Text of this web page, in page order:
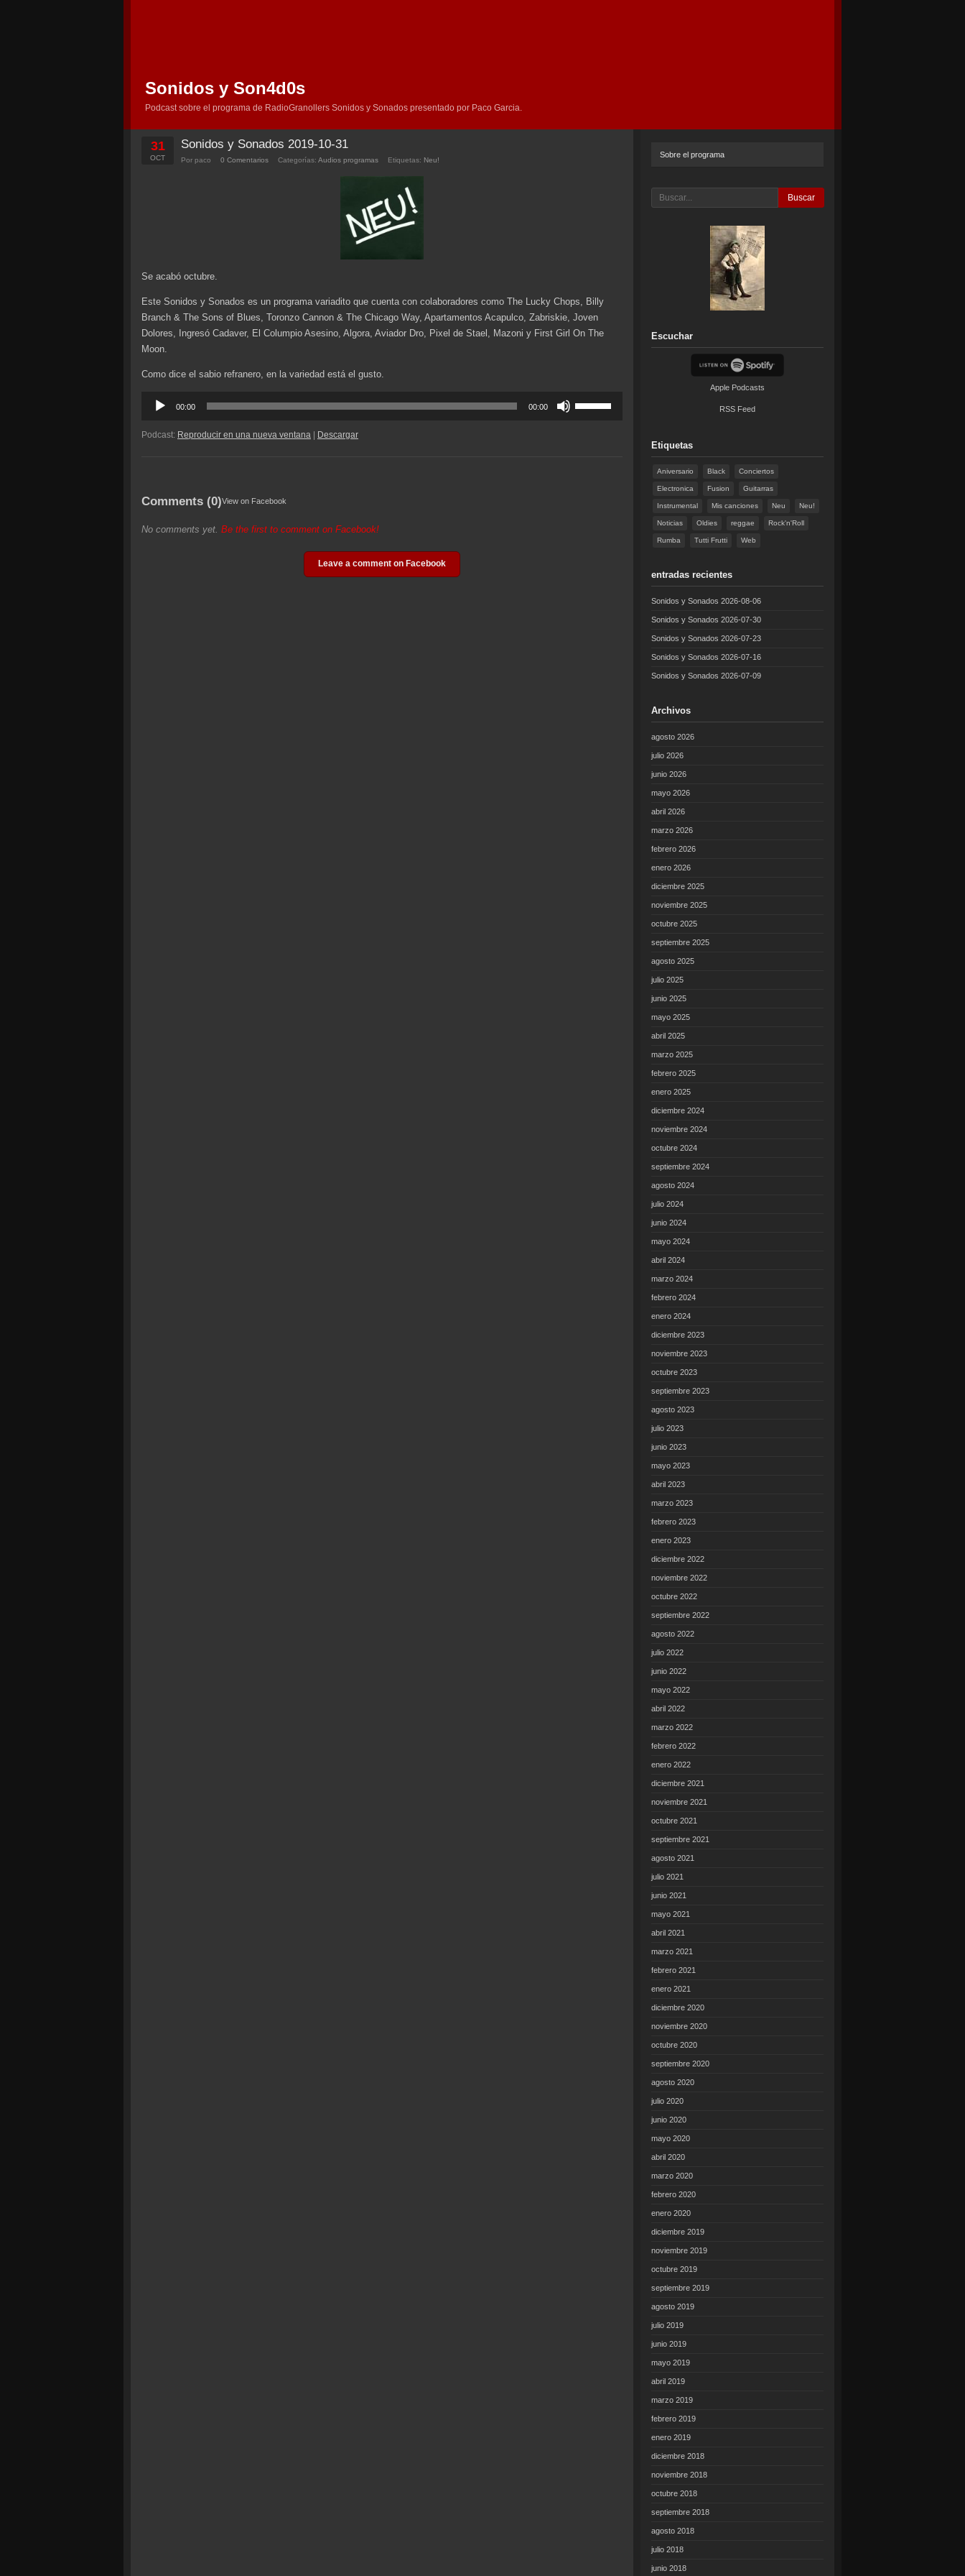
Sonidos y Son4d0s
Podcast sobre el programa de RadioGranollers Sonidos y Sonados presentado por Paco Garcia.
31
OCT
Sonidos y Sonados 2019-10-31
Por paco 0 Comentarios Categorías: Audios programas Etiquetas: Neu!
Se acabó octubre.
Este Sonidos y Sonados es un programa variadito que cuenta con colaboradores como The Lucky Chops, Billy
Branch & The Sons of Blues, Toronzo Cannon & The Chicago Way, Apartamentos Acapulco, Zabriskie, Joven
Dolores, Ingresó Cadaver, El Columpio Asesino, Algora, Aviador Dro, Pixel de Stael, Mazoni y First Girl On The
Moon.
Como dice el sabio refranero, en la variedad está el gusto.
Reproductor
audio
00:00 00:00
Podcast: Reproducir en una nueva ventana | Descargar
Comments (0)View on Facebook
No comments yet. Be the first to comment on Facebook!
Leave a comment on Facebook
Sobre el programa
Buscar
Escuchar
Apple Podcasts
RSS Feed
Etiquetas
Aniversario Black Conciertos
Electronica Fusion Guitarras
Instrumental Mis canciones Neu Neu!
Noticias Oldies reggae Rock'n'Roll
Rumba Tutti Frutti Web
entradas recientes
Sonidos y Sonados 2026-08-06
Sonidos y Sonados 2026-07-30
Sonidos y Sonados 2026-07-23
Sonidos y Sonados 2026-07-16
Sonidos y Sonados 2026-07-09
Archivos
agosto 2026
julio 2026
junio 2026
mayo 2026
abril 2026
marzo 2026
febrero 2026
enero 2026
diciembre 2025
noviembre 2025
octubre 2025
septiembre 2025
agosto 2025
julio 2025
junio 2025
mayo 2025
abril 2025
marzo 2025
febrero 2025
enero 2025
diciembre 2024
noviembre 2024
octubre 2024
septiembre 2024
agosto 2024
julio 2024
junio 2024
mayo 2024
abril 2024
marzo 2024
febrero 2024
enero 2024
diciembre 2023
noviembre 2023
octubre 2023
septiembre 2023
agosto 2023
julio 2023
junio 2023
mayo 2023
abril 2023
marzo 2023
febrero 2023
enero 2023
diciembre 2022
noviembre 2022
octubre 2022
septiembre 2022
agosto 2022
julio 2022
junio 2022
mayo 2022
abril 2022
marzo 2022
febrero 2022
enero 2022
diciembre 2021
noviembre 2021
octubre 2021
septiembre 2021
agosto 2021
julio 2021
junio 2021
mayo 2021
abril 2021
marzo 2021
febrero 2021
enero 2021
diciembre 2020
noviembre 2020
octubre 2020
septiembre 2020
agosto 2020
julio 2020
junio 2020
mayo 2020
abril 2020
marzo 2020
febrero 2020
enero 2020
diciembre 2019
noviembre 2019
octubre 2019
septiembre 2019
agosto 2019
julio 2019
junio 2019
mayo 2019
abril 2019
marzo 2019
febrero 2019
enero 2019
diciembre 2018
noviembre 2018
octubre 2018
septiembre 2018
agosto 2018
julio 2018
junio 2018